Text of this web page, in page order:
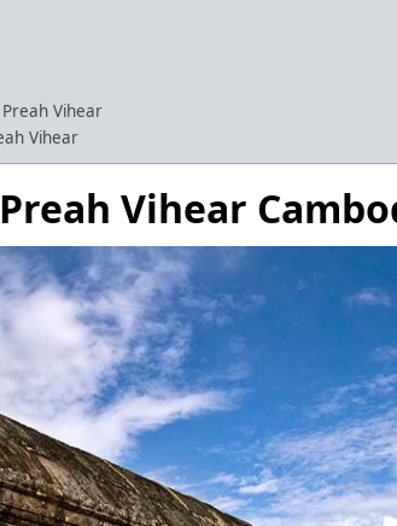
Vihear
Vihear
Vihear